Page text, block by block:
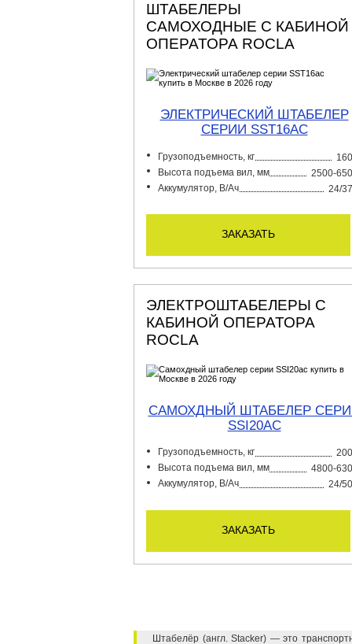
ШТАБЕЛЕРЫ
САМОХОДНЫЕ С КАБИНОЙ
ОПЕРАТОРА ROCLA
ЭЛЕКТРИЧЕСКИЙ ШТАБЕЛЕР
СЕРИИ SST16AC
Грузоподъемность, кг
Высота подъема вил, мм
2500-
Аккумулятор, В/Ач
24/
заказать
ЭЛЕКТРОШТАБЕЛЕРЫ С
КАБИНОЙ ОПЕРАТОРА
ROCLA
САМОХДНЫЙ ШТАБЕЛЕР
SSI20AC
Грузоподъемность, кг
Высота подъема вил, мм
4800-
Аккумулятор, В/Ач
24/
заказать
Штабелёр (англ. Stacker) — это